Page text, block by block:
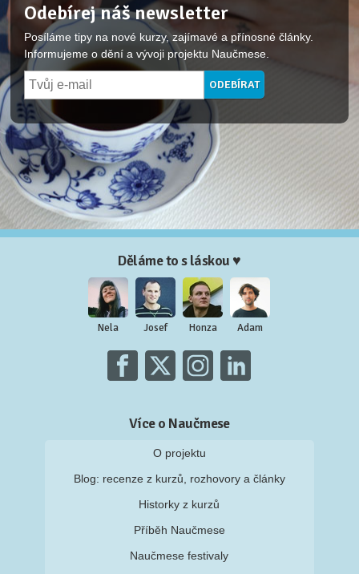
Odebírej náš newsletter
Posíláme tipy na nové kurzy, zajímavé a přínosné články.
Informujeme o dění a vývoji projektu Naučmese.
Děláme to s láskou ♥
Nela Josef Honza Adam
Více o Naučmese
O projektu
Blog: recenze z kurzů, rozhovory a články
Historky z kurzů
Příběh Naučmese
Naučmese festivaly